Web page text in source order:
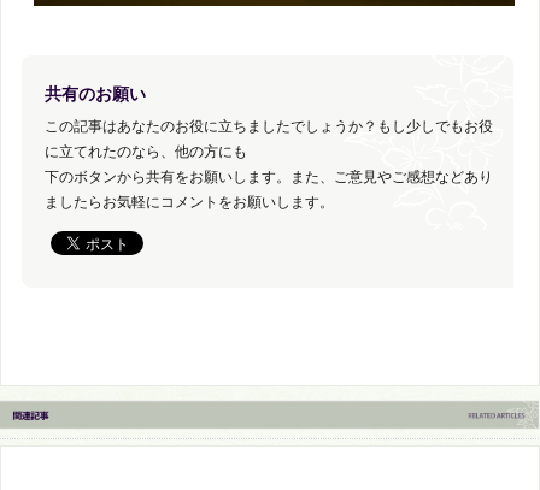
共有のお願い
この記事はあなたのお役に立ちましたでしょうか？もし少しでもお役
に立てれたのなら、他の方にも
下のボタンから共有をお願いします。また、ご意見やご感想などあり
ましたらお気軽にコメントをお願いします。